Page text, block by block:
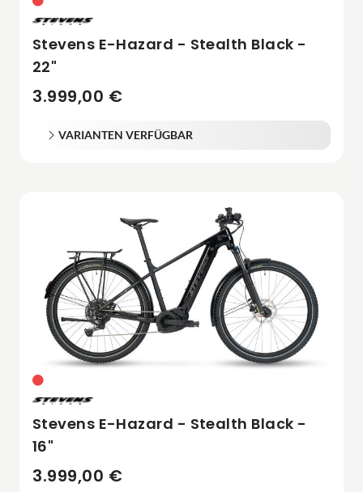
Stevens E-Hazard - Stealth Black -
22"
3.999,00 €
VARIANTEN VERFÜGBAR
Stevens E-Hazard - Stealth Black -
16"
3.999,00 €